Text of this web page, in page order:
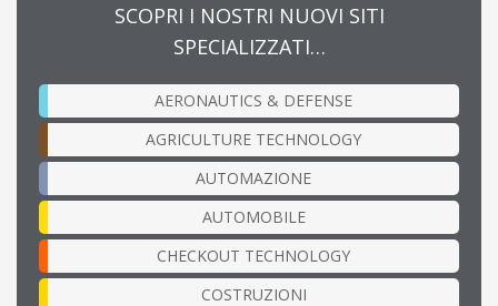
SCOPRI I NOSTRI NUOVI SITI
SPECIALIZZATI…
AERONAUTICS & DEFENSE
AGRICULTURE TECHNOLOGY
AUTOMAZIONE
AUTOMOBILE
CHECKOUT TECHNOLOGY
COSTRUZIONI